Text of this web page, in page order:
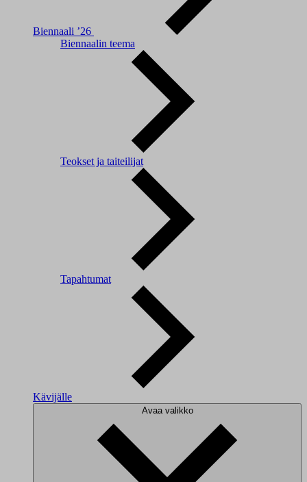
Biennaali ’26
Biennaalin teema
Teokset ja taiteilijat
Tapahtumat
Kävijälle
Avaa valikko